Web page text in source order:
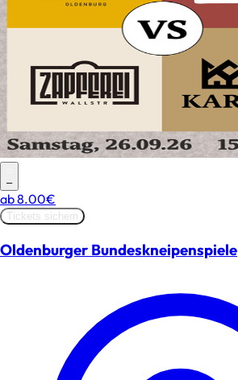
–
ab8.00€
Tickets sichern
Oldenburger Bundeskneipenspiele